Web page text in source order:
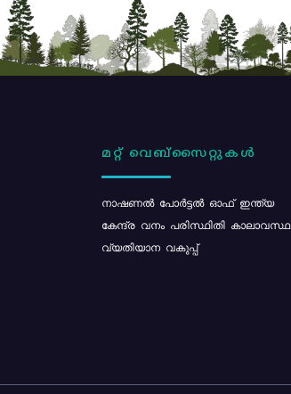
മറ്റ് വെബ്സൈറ്റുകൾ
നാഷണൽ പോർട്ടൽ ഓഫ് ഇന്ത്യ
കേന്ദ്ര വനം പരിസ്ഥിതി കാലാവസ്ഥ
വ്യതിയാന വകുപ്പ്